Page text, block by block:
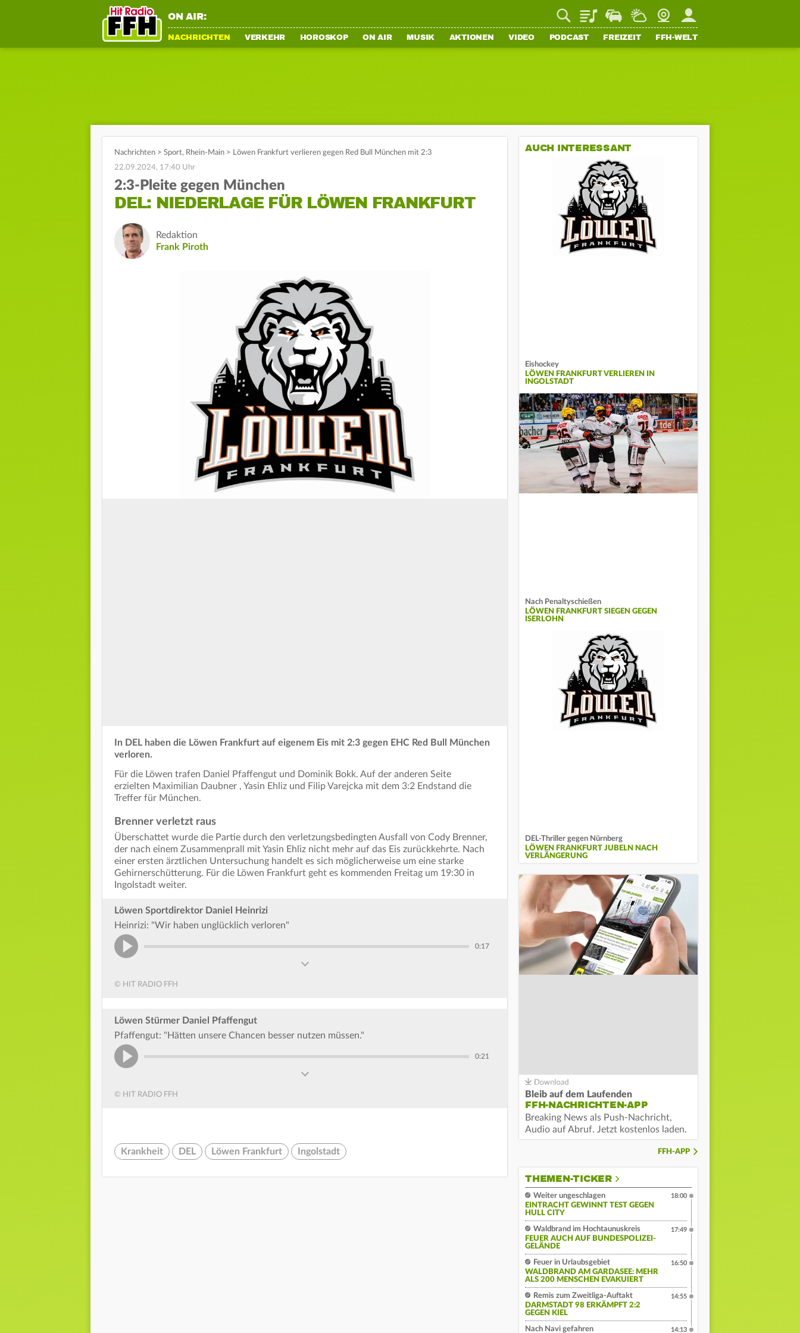
ON AIR: PlaylistStaupilotWetterWebcamMein FFH
NACHRICHTEN VERKEHR HOROSKOP ON AIR MUSIK AKTIONEN VIDEO PODCAST FREIZEIT FFH-WELT
Nachrichten > Sport, Rhein-Main > Löwen Frankfurt verlieren gegen Red Bull München mit 2:3
22.09.2024, 17:40 Uhr
2:3-Pleite gegen München
DEL: NIEDERLAGE FÜR LÖWEN FRANKFURT
Redaktion
Frank Piroth
In DEL haben die Löwen Frankfurt auf eigenem Eis mit 2:3 gegen EHC Red Bull München
verloren.
Für die Löwen trafen Daniel Pfaffengut und Dominik Bokk. Auf der anderen Seite
erzielten Maximilian Daubner , Yasin Ehliz und Filip Varejcka mit dem 3:2 Endstand die
Treffer für München.
Brenner verletzt raus
Überschattet wurde die Partie durch den verletzungsbedingten Ausfall von Cody Brenner,
der nach einem Zusammenprall mit Yasin Ehliz nicht mehr auf das Eis zurückkehrte. Nach
einer ersten ärztlichen Untersuchung handelt es sich möglicherweise um eine starke
Gehirnerschütterung. Für die Löwen Frankfurt geht es kommenden Freitag um 19:30 in
Ingolstadt weiter.
Löwen Sportdirektor Daniel Heinrizi
Heinrizi: "Wir haben unglücklich verloren"
0:17
© HIT RADIO FFH
Löwen Stürmer Daniel Pfaffengut
Pfaffengut: "Hätten unsere Chancen besser nutzen müssen."
0:21
© HIT RADIO FFH
Krankheit DEL Löwen Frankfurt Ingolstadt
AUCH INTERESSANT
Eishockey
LÖWEN FRANKFURT VERLIEREN IN
INGOLSTADT
Nach Penaltyschießen
LÖWEN FRANKFURT SIEGEN GEGEN
ISERLOHN
DEL-Thriller gegen Nürnberg
LÖWEN FRANKFURT JUBELN NACH
VERLÄNGERUNG
Bleib auf dem Laufenden
FFH-NACHRICHTEN-APP
Breaking News als Push-Nachricht,
Audio auf Abruf. Jetzt kostenlos laden.
FFH-APP
THEMEN-TICKER
Weiter ungeschlagen
EINTRACHT GEWINNT TEST GEGEN
HULL CITY
18:00
Waldbrand im Hochtaunuskreis
FEUER AUCH AUF BUNDESPOLIZEI-
GELÄNDE
17:49
Feuer in Urlaubsgebiet
WALDBRAND AM GARDASEE: MEHR
ALS 200 MENSCHEN EVAKUIERT
16:50
Remis zum Zweitliga-Auftakt
DARMSTADT 98 ERKÄMPFT 2:2
GEGEN KIEL
14:55
Nach Navi gefahren 14:13